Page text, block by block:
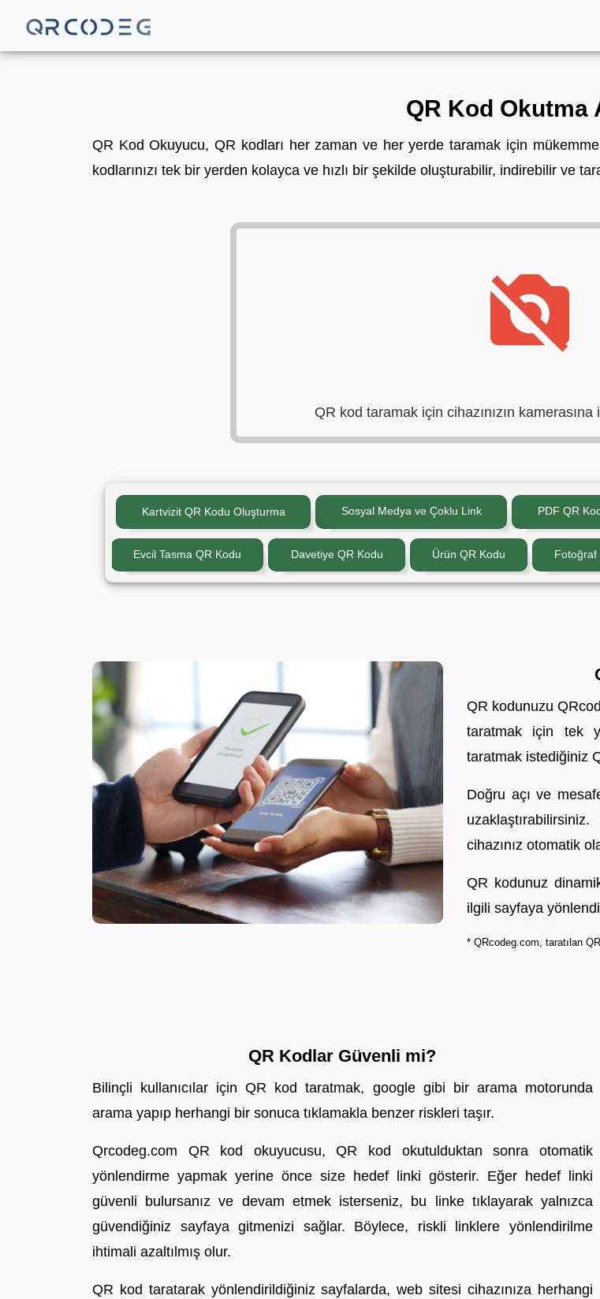
QR Kod Okutma
QR Kod Okuyucu, QR kodları her zaman ve her yerde taramak için
kodlarınızı tek bir yerden kolayca ve hızlı bir şekilde oluşturabilir, indirebilir ve
QR kod taramak için cihazınızın
Kartvizit QR Kodu Oluşturma Sosyal Medya ve Çoklu Link PDF QR
Evcil Tasma QR Kodu Davetiye QR Kodu Ürün QR Kodu Fotoğraf
QR kodunuzu
taratmak için tek
taratmak istediğiniz
Doğru açı ve
cihazınız otomatik
QR kodunuz
ilgili sayfaya
* QRcodeg.com, taratılan
QR Kodlar Güvenli mi?
Bilinçli kullanıcılar için QR kod taratmak, google gibi bir arama motorunda
arama yapıp herhangi bir sonuca tıklamakla benzer riskleri taşır.
Qrcodeg.com QR kod okuyucusu, QR kod okutulduktan sonra otomatik
yönlendirme yapmak yerine önce size hedef linki gösterir. Eğer hedef linki
güvenli bulursanız ve devam etmek isterseniz, bu linke tıklayarak yalnızca
güvendiğiniz sayfaya gitmenizi sağlar. Böylece, riskli linklere yönlendirilme
ihtimali azaltılmış olur.
QR kod taratarak yönlendirildiğiniz sayfalarda, web sitesi cihazınıza herhangi